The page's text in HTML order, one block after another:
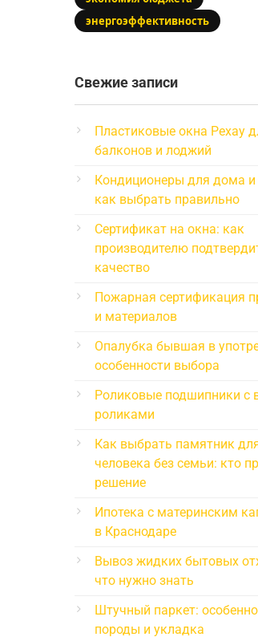
энергоэффективность
Свежие записи
Пластиковые окна Рехау
балконов и лоджий
Кондиционеры для дома и
как выбрать правильно
Сертификат на окна: как
производителю
качество
Пожарная сертификация
и материалов
Опалубка бывшая в
особенности выбора
Роликовые подшипники с
роликами
Как выбрать памятник
человека без семьи: кто
решение
Ипотека с материнским
в Краснодаре
Вывоз жидких бытовых
что нужно знать
Штучный паркет:
породы и укладка